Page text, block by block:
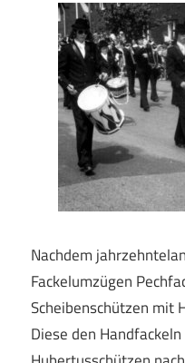
Nachdem
Fackelumzügen
Scheibenschützen mit
Diese den